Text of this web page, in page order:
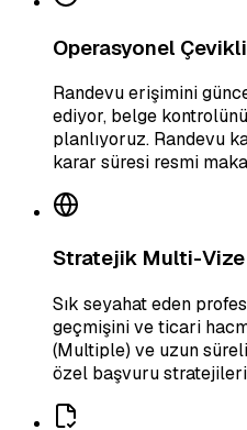
Operasyonel
Randevu erişimini
ediyor, belge
planlıyoruz. Randevu
karar süresi resmi
Stratejik Multi-Vize
Sık seyahat eden
geçmişini ve ticari
(Multiple) ve uzun
özel başvuru